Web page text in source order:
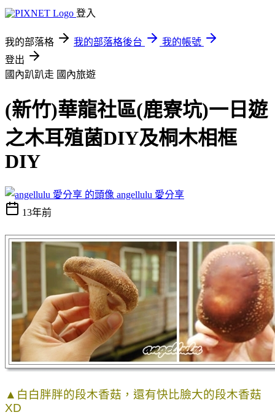
登入
我的部落格 我的部落格後台
我的帳號
登出
國內趴趴走 國內旅遊
(新竹)華龍社區(鹿寮坑)一日遊
之木耳殖菌DIY及桐木相框
DIY
angellulu 愛分享
13年前
▲白白胖胖的段木香菇，還有快比臉大的段木香菇
XD